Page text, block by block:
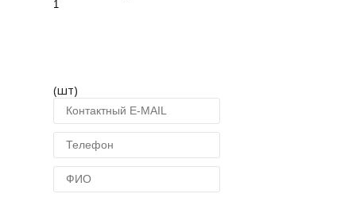
(шт)